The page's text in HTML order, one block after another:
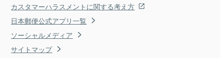
カスタマーハラスメントに関する考え方
日本郵便公式アプリ一覧
ソーシャルメディア
サイトマップ